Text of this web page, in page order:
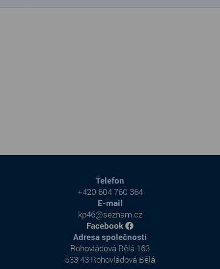
Adresa společnosti
Rohovládová Bělá 163
533 43 Rohovládová Bělá
Telefon
+420 604 760 364
E-mail
kp46@seznam.cz
Facebook